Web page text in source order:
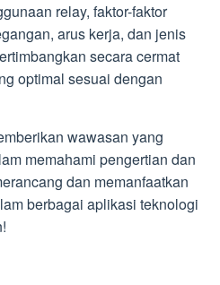
relay, faktor-faktor
arus kerja, dan jenis
secara cermat
optimal sesuai dengan
wawasan yang
memahami pengertian dan
dan memanfaatkan
berbagai aplikasi teknologi